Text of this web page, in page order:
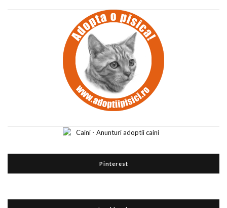
Pinterest